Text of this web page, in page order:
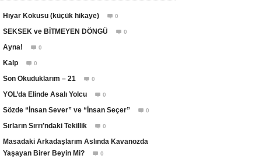
Hıyar Kokusu (küçük hikaye)  0
SEKSEK ve BİTMEYEN DÖNGÜ  0
Ayna!  0
Kalp  0
Son Okuduklarım – 21  0
YOL’da Elinde Asalı Yolcu  0
Sözde “İnsan Sever” ve “İnsan Seçer”  0
Sırların Sırrı’ndaki Tekillik  0
Masadaki Arkadaşlarım Aslında Kavanozda
Yaşayan Birer Beyin Mi?
 0